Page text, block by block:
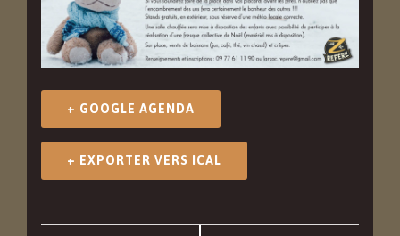
+ GOOGLE AGENDA
+ EXPORTER VERS ICAL